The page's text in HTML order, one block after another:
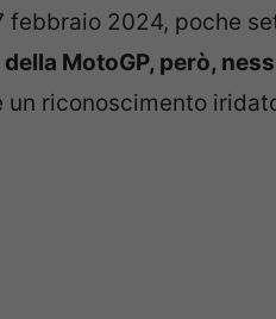
febbraio 2024, poche
MotoGP, però,
un riconoscimento